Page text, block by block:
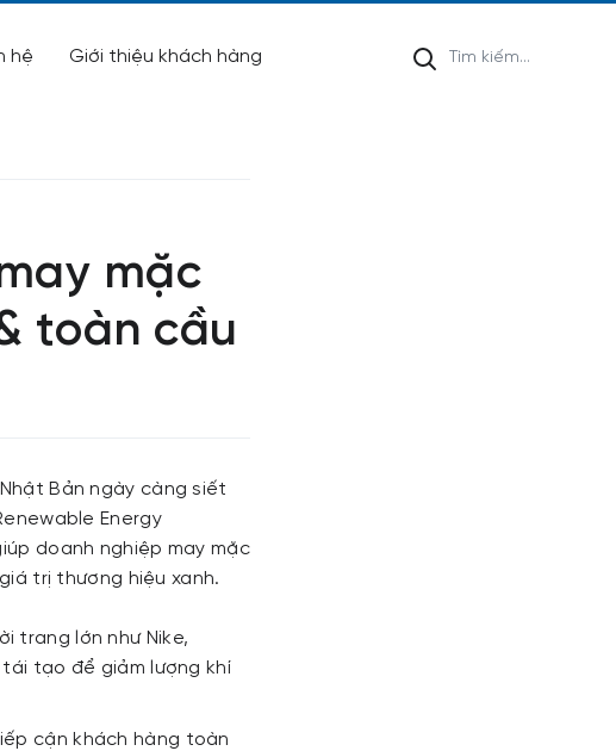
hệ Giới thiệu khách hàng
mặc
toàn cầu
Bản ngày càng siết
Energy
doanh nghiệp may mặc
trị thương hiệu xanh.
trang lớn như Nike,
tái tạo để giảm lượng khí
cận khách hàng toàn